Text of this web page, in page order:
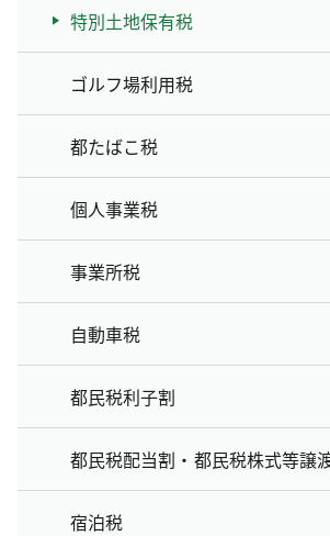
特別土地保有税
ゴルフ場利用税
都たばこ税
個人事業税
事業所税
自動車税
都民税利子割
都民税配当割・都民税株式等譲
宿泊税